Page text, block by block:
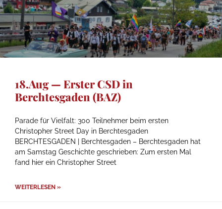
18.Aug — Erster CSD in
Berchtesgaden (BAZ)
Parade für Vielfalt: 300 Teilnehmer beim ersten
Christopher Street Day in Berchtesgaden
BERCHTESGADEN | Berchtesgaden – Berchtesgaden hat
am Samstag Geschichte geschrieben: Zum ersten Mal
fand hier ein Christopher Street
WEITERLESEN »